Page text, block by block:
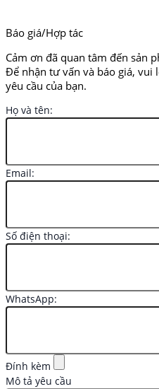
Báo giá/Hợp tác
Cảm ơn đã quan tâm đến sản
Để nhận tư vấn và báo giá, vui
yêu cầu của bạn.
Họ và tên:
Email:
Số điện thoại:
WhatsApp:
Đính kèm
Mô tả yêu cầu